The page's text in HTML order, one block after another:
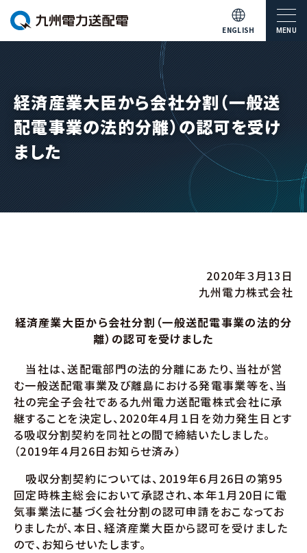
ENGLISH MENU
経済産業大臣から会社分割（一般送
配電事業の法的分離）の認可を受け
ました
2020年３月13日
九州電力株式会社
経済産業大臣から会社分割（一般送配電事業の法的分
離）の認可を受けました
当社は、送配電部門の法的分離にあたり、当社が営
む一般送配電事業及び離島における発電事業等を、当
社の完全子会社である九州電力送配電株式会社に承
継することを決定し、2020年４月１日を効力発生日とす
る吸収分割契約を同社との間で締結いたしました。
（2019年４月26日お知らせ済み）
吸収分割契約については、2019年６月26日の第95
回定時株主総会において承認され、本年１月20日に電
気事業法に基づく会社分割の認可申請をおこなってお
りましたが、本日、経済産業大臣から認可を受けました
ので、お知らせいたします。